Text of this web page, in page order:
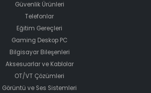
Güvenlik Ürünleri
Telefonlar
Eğitim Gereçleri
Gaming Deskop PC
Bilgisayar Bileşenleri
Aksesuarlar ve Kablolar
OT/VT Çözümleri
Görüntü ve Ses Sistemleri